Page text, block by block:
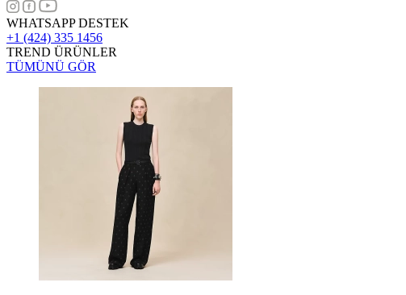
WHATSAPP DESTEK
+1 (424) 335 1456
TREND ÜRÜNLER
TÜMÜNÜ GÖR